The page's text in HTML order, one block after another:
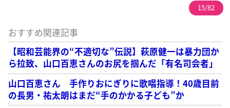
15/82
おすすめ関連記事
【昭和芸能界の“不適切な”伝説】萩原健一は暴力団か
ら拉致、山口百恵さんのお尻を掴んだ「有名司会者」
山口百恵さん 手作りおにぎりに歌唱指導！40歳目前
の長男・祐太朗はまだ“手のかかる子ども”か